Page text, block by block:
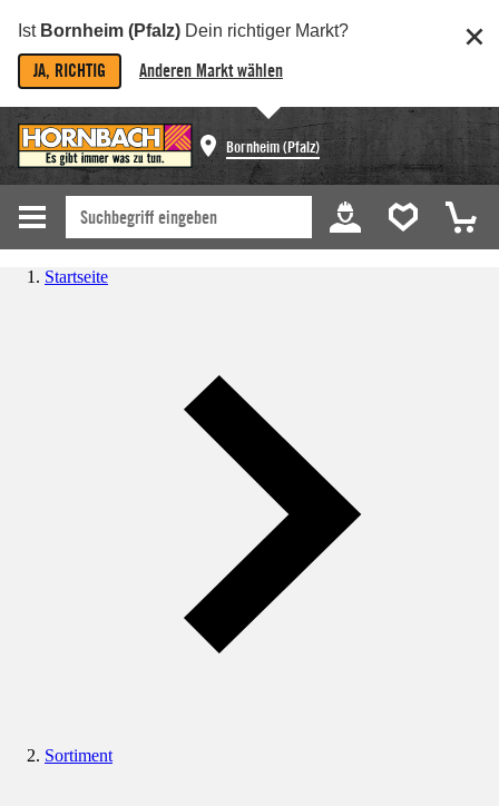
Ist Bornheim (Pfalz) Dein richtiger Markt?
JA, RICHTIG Anderen Markt wählen
Bornheim (Pfalz)
Startseite
Sortiment